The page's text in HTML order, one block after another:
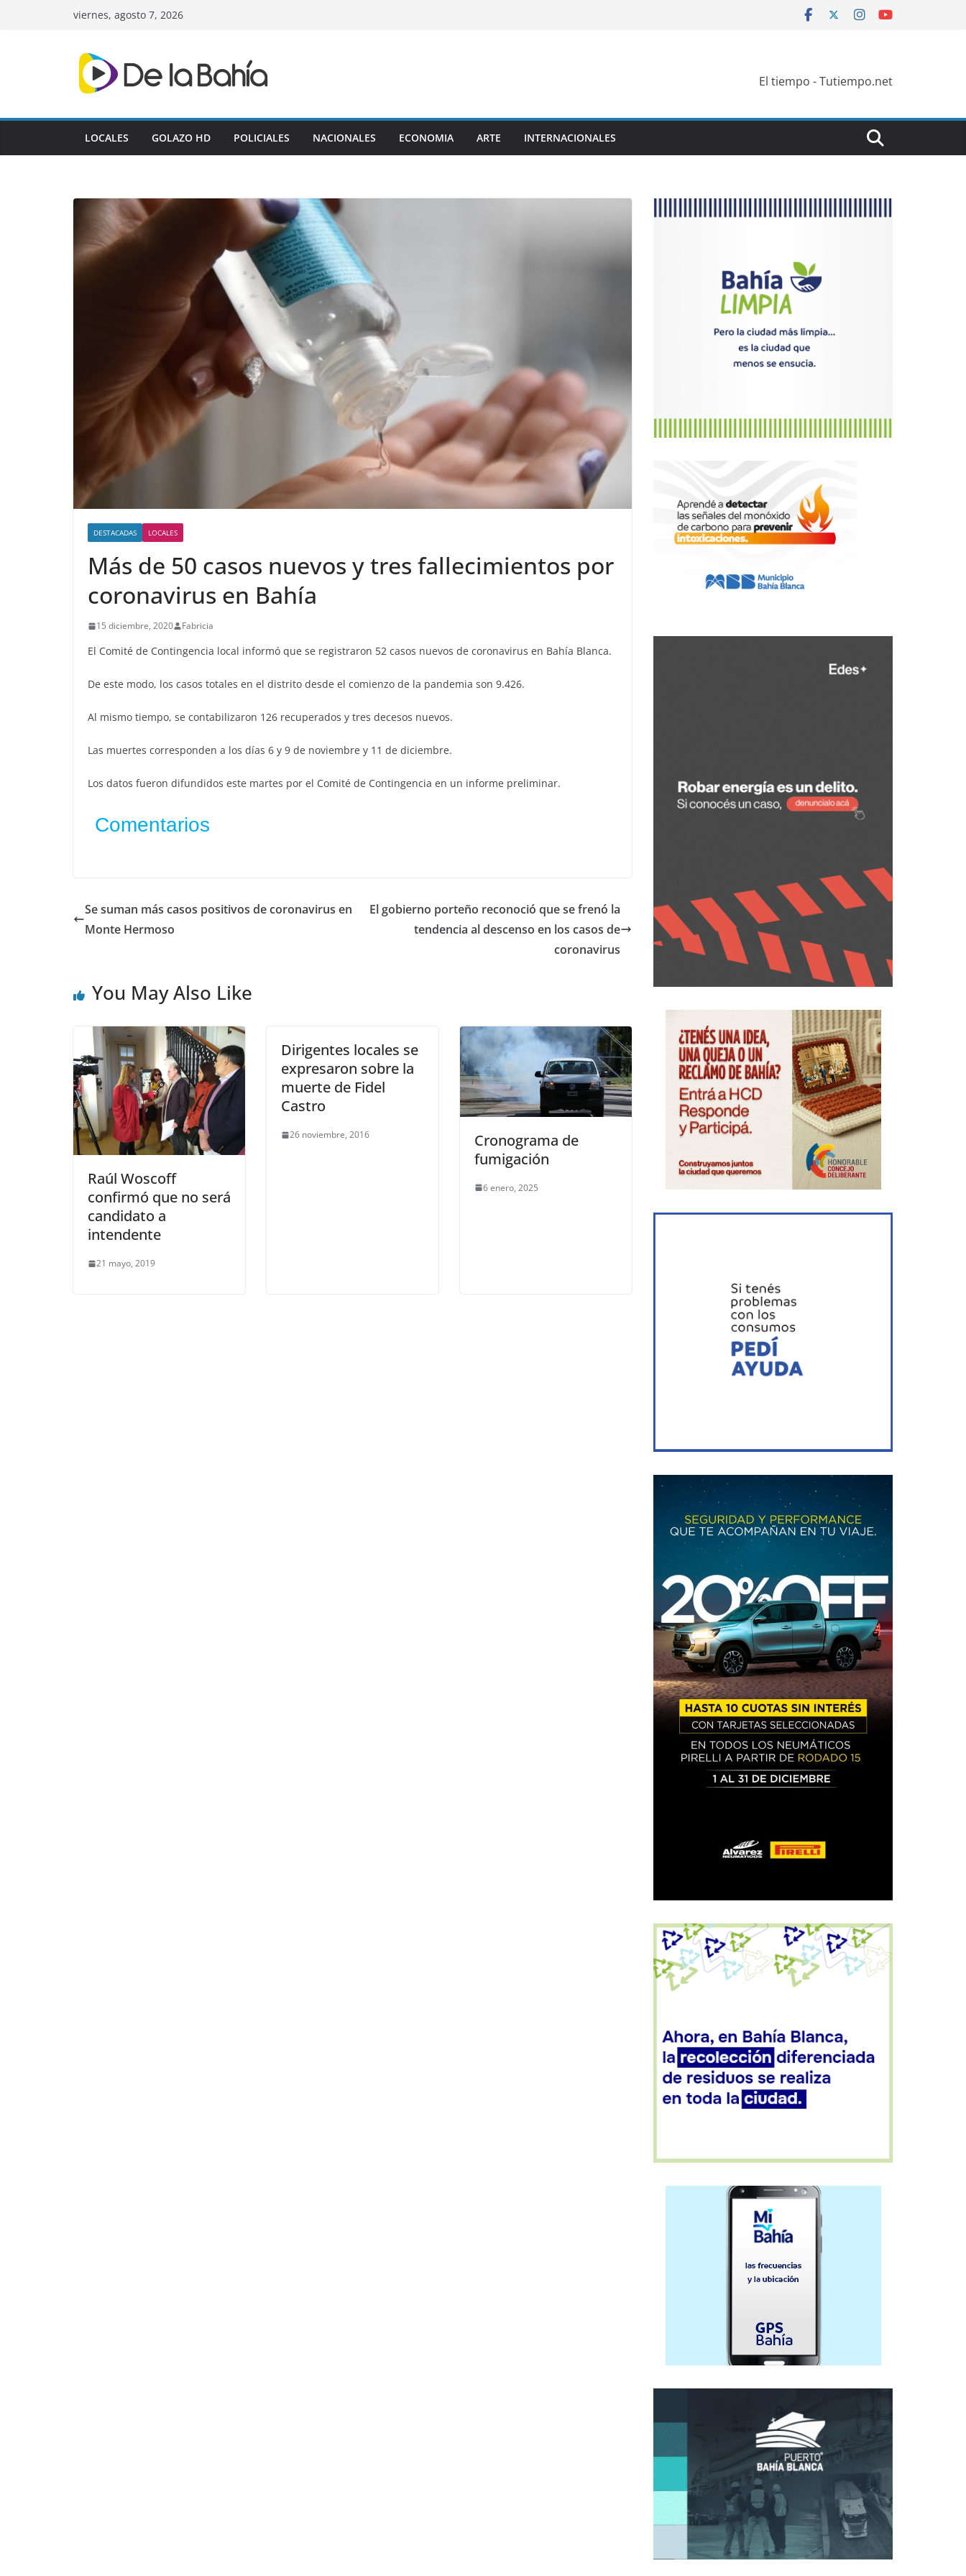
viernes, agosto 7, 2026
El tiempo - Tutiempo.net
LOCALES GOLAZO HD POLICIALES NACIONALES ECONOMIA ARTE INTERNACIONALES
DESTACADAS LOCALES
Más de 50 casos nuevos y tres fallecimientos por
coronavirus en Bahía
15 diciembre, 2020 Fabricia
El Comité de Contingencia local informó que se registraron 52 casos nuevos de coronavirus en Bahía Blanca.
De este modo, los casos totales en el distrito desde el comienzo de la pandemia son 9.426.
Al mismo tiempo, se contabilizaron 126 recuperados y tres decesos nuevos.
Las muertes corresponden a los días 6 y 9 de noviembre y 11 de diciembre.
Los datos fueron difundidos este martes por el Comité de Contingencia en un informe preliminar.
Comentarios
Se suman más casos positivos de coronavirus en
Monte Hermoso
El gobierno porteño reconoció que se frenó la
tendencia al descenso en los casos de
coronavirus
You May Also Like
Raúl Woscoff
confirmó que no será
candidato a
intendente
21 mayo, 2019
Dirigentes locales se
expresaron sobre la
muerte de Fidel
Castro
26 noviembre, 2016
Cronograma de
fumigación
6 enero, 2025